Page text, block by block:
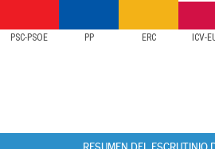
PSC-PSOE PP ERC ICV-